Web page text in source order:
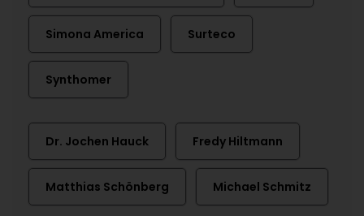
Simona America Surteco
Synthomer
Dr. Jochen Hauck Fredy Hiltmann
Matthias Schönberg Michael Schmitz